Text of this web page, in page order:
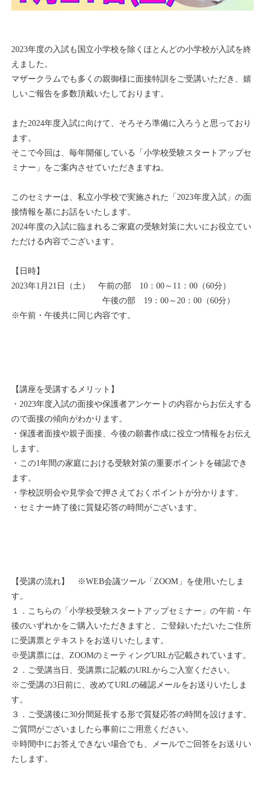
2023年度の入試も国立小学校を除くほとんどの小学校が入試を終
えました。
マザークラムでも多くの親御様に面接特訓をご受講いただき、嬉
しいご報告を多数頂戴いたしております。
また2024年度入試に向けて、そろそろ準備に入ろうと思っており
ます。
そこで今回は、毎年開催している「小学校受験スタートアップセ
ミナー」をご案内させていただきますね。
このセミナーは、私立小学校で実施された「2023年度入試」の面
接情報を基にお話をいたします。
2024年度の入試に臨まれるご家庭の受験対策に大いにお役立てい
ただける内容でございます。
【日時】
2023年1月21日（土） 午前の部 10：00～11：00（60分）
午後の部 19：00～20：00（60分）
※午前・午後共に同じ内容です。
【講座を受講するメリット】
・2023年度入試の面接や保護者アンケートの内容からお伝えする
ので面接の傾向がわかります。
・保護者面接や親子面接、今後の願書作成に役立つ情報をお伝え
します。
・この1年間の家庭における受験対策の重要ポイントを確認でき
ます。
・学校説明会や見学会で押さえておくポイントが分かります。
・セミナー終了後に質疑応答の時間がございます。
【受講の流れ】 ※WEB会議ツール「ZOOM」を使用いたしま
す。
１．こちらの「小学校受験スタートアップセミナー」の午前・午
後のいずれかをご購入いただきますと、ご登録いただいたご住所
に受講票とテキストをお送りいたします。
※受講票には、ZOOMのミーティングURLが記載されています。
２．ご受講当日、受講票に記載のURLからご入室ください。
※ご受講の3日前に、改めてURLの確認メールをお送りいたしま
す。
３．ご受講後に30分間延長する形で質疑応答の時間を設けます。
ご質問がございましたら事前にご用意ください。
※時間中にお答えできない場合でも、メールでご回答をお送りい
たします。